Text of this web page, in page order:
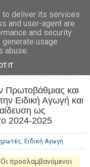
Πρωτοβάθμιας και
Ειδική Αγωγή και
ως
2024-2025
, Ειδική Αγωγή
Οι προσλαμβανόμενοι
to deliver its services
and user-agent are
and security
usage
abuse.
IT